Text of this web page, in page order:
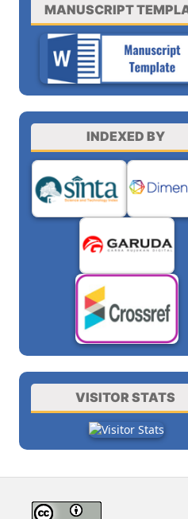
MANUSCRIPT
INDEXED BY
VISITOR STATS